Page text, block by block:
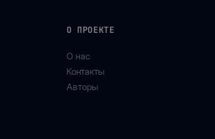
О ПРОЕКТЕ
О нас
Контакты
Авторы